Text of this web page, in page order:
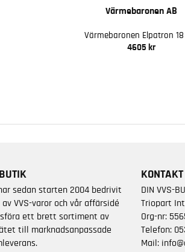
Värmebaronen AB
Värmebaronen Elpatron
4605 kr
sedan starten 2004 bedrivit
VVS-varor och vår affärsidé
ett brett sortiment av
till marknadsanpassade
KONTAKT
DIN VVS-
Triopart
Org-nr:
Telefon:
Mail: